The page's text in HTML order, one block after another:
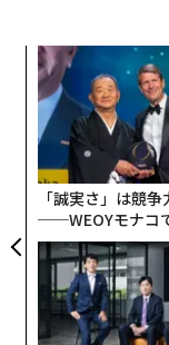
「誠実さ」は競
──WEOYモナコ
ら寿司の経営哲学